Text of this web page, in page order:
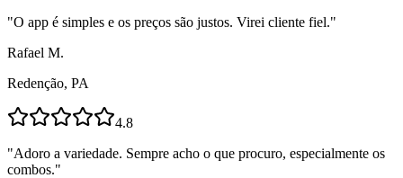
"O app é simples e os preços são justos. Virei cliente fiel."
Rafael M.
Redenção, PA
4.8
"Adoro a variedade. Sempre acho o que procuro, especialmente os
combos."